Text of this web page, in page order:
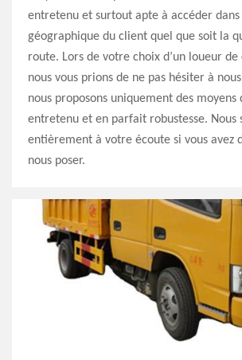
entretenu et surtout apte à accéder dans
géographique du client quel que soit la
route. Lors de votre choix d’un loueur de
nous vous prions de ne pas hésiter à
nous proposons uniquement des
entretenu et en parfait robustesse. Nous
entièrement à votre écoute si vous avez
nous poser.